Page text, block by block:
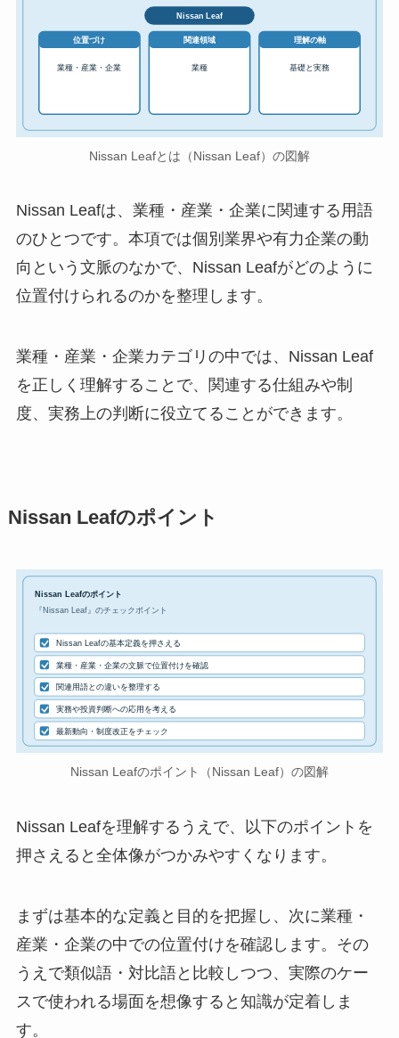
Nissan Leaf
位置づけ
業種・産業・企業
関連領域
業種
理解の軸
基礎と実務
Nissan Leafとは（Nissan Leaf）の図解
Nissan Leafは、業種・産業・企業に関連する用語
のひとつです。本項では個別業界や有力企業の動
向という文脈のなかで、Nissan Leafがどのように
位置付けられるのかを整理します。
業種・産業・企業カテゴリの中では、Nissan Leaf
を正しく理解することで、関連する仕組みや制
度、実務上の判断に役立てることができます。
Nissan Leafのポイント
Nissan Leafのポイント
『Nissan Leaf』のチェックポイント
Nissan Leafの基本定義を押さえる
業種・産業・企業の文脈で位置付けを確認
関連用語との違いを整理する
実務や投資判断への応用を考える
最新動向・制度改正をチェック
Nissan Leafのポイント（Nissan Leaf）の図解
Nissan Leafを理解するうえで、以下のポイントを
押さえると全体像がつかみやすくなります。
まずは基本的な定義と目的を把握し、次に業種・
産業・企業の中での位置付けを確認します。その
うえで類似語・対比語と比較しつつ、実際のケー
スで使われる場面を想像すると知識が定着しま
す。